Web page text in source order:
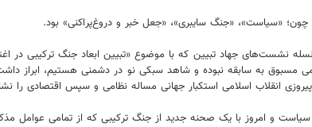
«سیاست»، «جنگ سایبری»، «جعل خبر و دروغ‌پراکنی» بود.
نشست‌های جهاد تبیین که با موضوع «تبیین ابعاد جنگ ترکیبی در
به سابقه نبوده و شاهد سبکی نو در دشمنی هستیم، ابراز
انقلاب اسلامی استکبار جهانی مساله نظامی و سپس اقتصادی را
و امروز با یک صحنه جدید از جنگ ترکیبی که از تمامی عوامل